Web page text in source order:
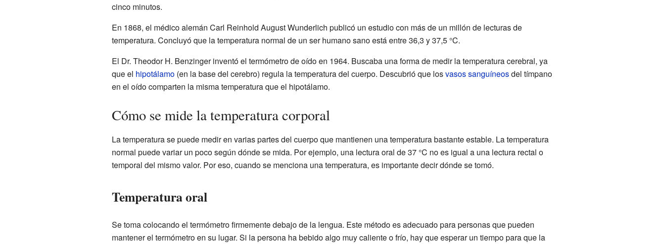
cinco minutos.
En 1868, el médico alemán Carl Reinhold August Wunderlich publicó un estudio con más de un millón de lecturas de
temperatura. Concluyó que la temperatura normal de un ser humano sano está entre 36,3 y 37,5 °C.
El Dr. Theodor H. Benzinger inventó el termómetro de oído en 1964. Buscaba una forma de medir la temperatura cerebral, ya
que el hipotálamo(en la base del cerebro) regula la temperatura del cuerpo. Descubrió que losvasos sanguíneosdel tímpano
en el oído comparten la misma temperatura que el hipotálamo.
Cómo se mide la temperatura corporal
La temperatura se puede medir en varias partes del cuerpo que mantienen una temperatura bastante estable. La temperatura
normal puede variar un poco según dónde se mida. Por ejemplo, una lectura oral de 37 °C no es igual a una lectura rectal o
temporal del mismo valor. Por eso, cuando se menciona una temperatura, es importante decir dónde se tomó.
Temperatura oral
Se toma colocando el termómetro firmemente debajo de la lengua. Este método es adecuado para personas que pueden
mantener el termómetro en su lugar. Si la persona ha bebido algo muy caliente o frío, hay que esperar un tiempo para que la